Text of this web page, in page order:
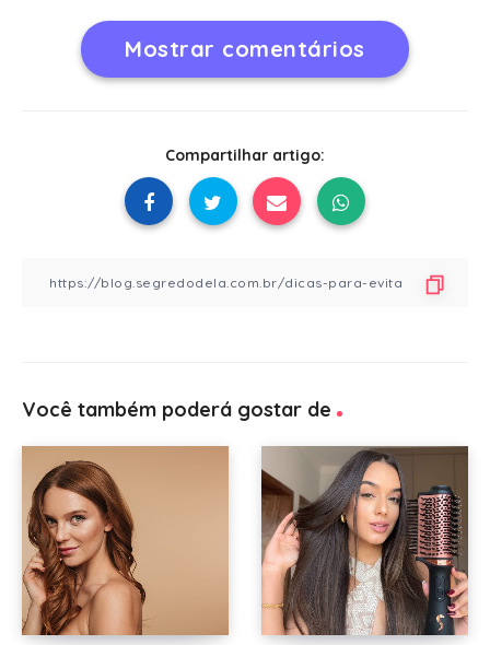
Mostrar comentários
Compartilhar artigo:
Você também poderá gostar de